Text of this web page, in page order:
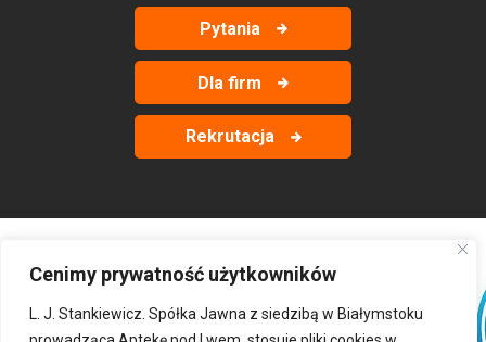
Cenimy prywatność użytkowników
L. J. Stankiewicz. Spółka Jawna z siedzibą w Białymstoku
Pytania
Dla firm
Rekrutacja
‹